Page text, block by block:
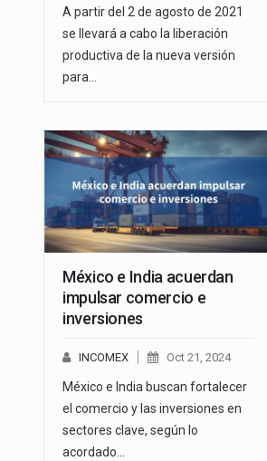
A partir del 2 de agosto de 2021
se llevará a cabo la liberación
productiva de la nueva versión
para…
México e India acuerdan
impulsar comercio e
inversiones
INCOMEX Oct 21, 2024
México e India buscan fortalecer
el comercio y las inversiones en
sectores clave, según lo
acordado…